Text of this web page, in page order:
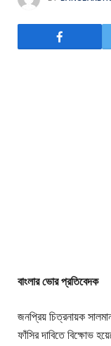
বাংলার ভোর প্রতিবেদক
জনপ্রিয় চিত্রনায়ক
ফাঁসির দাবিতে বিক্ষোভ